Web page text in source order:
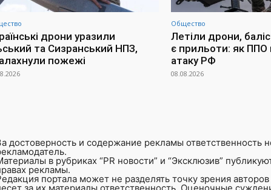
дрони уразили
та Сизранський НПЗ,
пожежі
Общество
Летіли дрони,
є прильоти: як ППО
атаку РФ
08.08.2026
достоверность и содержание рекламы ответственность
в рубриках “PR новости” и “Эксклюзив”
рекламы.
портала может не разделять точку зрения